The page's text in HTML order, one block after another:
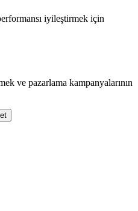
iyileştirmek için
ve pazarlama kampanyalarının